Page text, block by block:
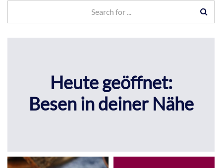
Heute geöffnet:
Besen in deiner Nähe